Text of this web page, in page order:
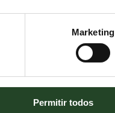
Marketing
Permitir todos